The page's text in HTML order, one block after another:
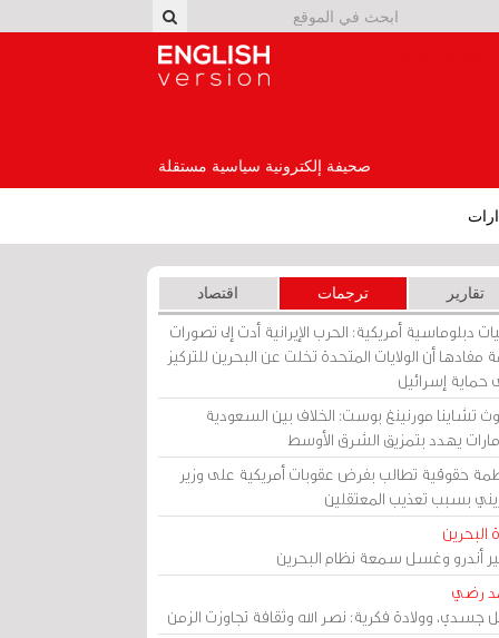
صحيفة إلكترونية سياسية مستقلة
تقارير ترجمات اقتصاد
دبلوماسية أمريكية: الحرب الإيرانية أدت إلى تصورات
مفادها أن الولايات المتحدة تخلت عن البحرين للتركيز
حماية إسرائيل
تشاينا مورنينغ بوست: الخلاف بين السعودية
يهدد بتمزيق الشرق الأوسط
حقوقية تطالب بفرض عقوبات أمريكية على وزير
بسبب تعذيب المعتقلين
البحرين
أندرو وغسل سمعة نظام البحرين
رضي
جسدي، وولادة فكرية: نصر الله وثقافة تجاوزت الزمن